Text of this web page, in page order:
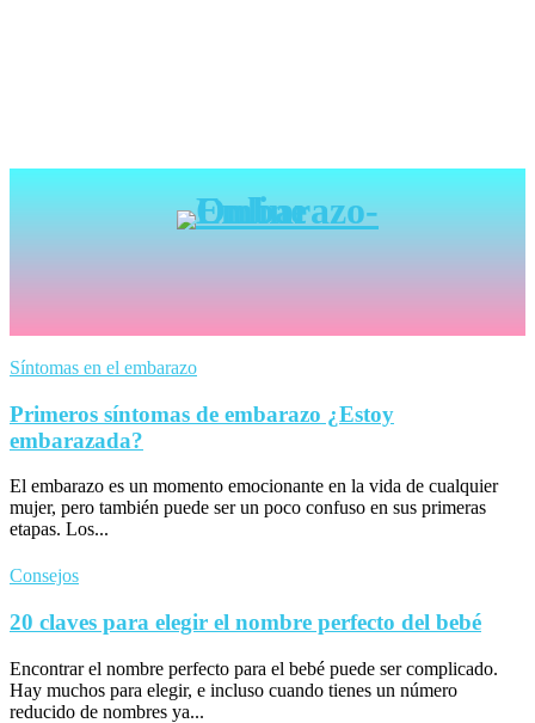
Síntomas en el embarazo
Primeros síntomas de embarazo ¿Estoy
embarazada?
El embarazo es un momento emocionante en la vida de cualquier
mujer, pero también puede ser un poco confuso en sus primeras
etapas. Los...
Consejos
20 claves para elegir el nombre perfecto del bebé
Encontrar el nombre perfecto para el bebé puede ser complicado.
Hay muchos para elegir, e incluso cuando tienes un número
reducido de nombres ya...